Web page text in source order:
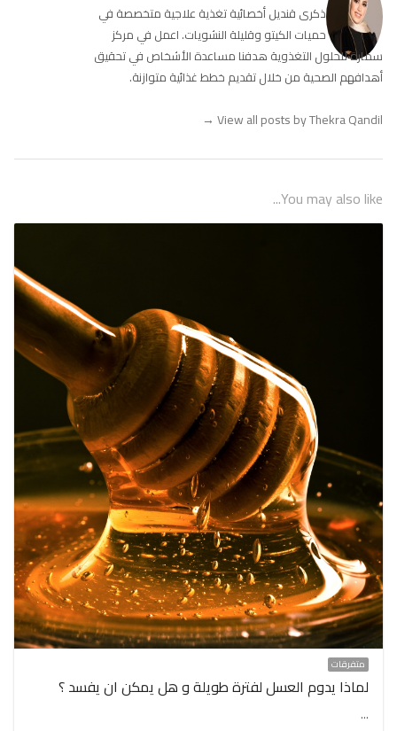
ذكرى قنديل أخصائية تغذية علاجية متخصصة في
حميات الكيتو وقليلة النشويات. اعمل في مركز
سمارة للحلول التغذوية هدفنا مساعدة الأشخاص في تحقيق
أهدافهم الصحية من خلال تقديم خطط غذائية متوازنة.
View all posts by Thekra Qandil
→
You may also like...
متفرقات
لماذا يدوم العسل لفترة طويلة و هل يمكن ان يفسد ؟
…